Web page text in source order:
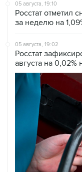
05 августа, 19:10
Росстат отметил
за неделю на
05 августа, 19:02
Росстат
августа на